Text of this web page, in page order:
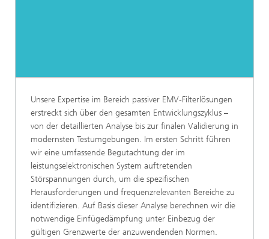
Unsere Expertise im Bereich passiver EMV-Filterlösungen
erstreckt sich über den gesamten Entwicklungszyklus –
von der detaillierten Analyse bis zur finalen Validierung in
modernsten Testumgebungen. Im ersten Schritt führen
wir eine umfassende Begutachtung der im
leistungselektronischen System auftretenden
Störspannungen durch, um die spezifischen
Herausforderungen und frequenzrelevanten Bereiche zu
identifizieren. Auf Basis dieser Analyse berechnen wir die
notwendige Einfügedämpfung unter Einbezug der
gültigen Grenzwerte der anzuwendenden Normen.